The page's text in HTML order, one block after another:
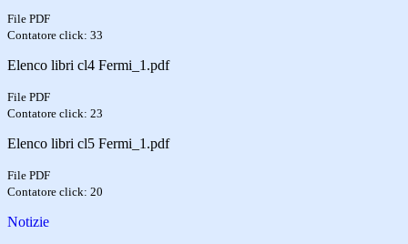
File PDF
Contatore click: 33
Elenco libri cl4 Fermi_1.pdf
File PDF
Contatore click: 23
Elenco libri cl5 Fermi_1.pdf
File PDF
Contatore click: 20
Notizie